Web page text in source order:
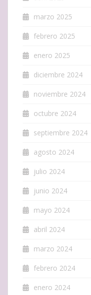
marzo 2025
febrero 2025
enero 2025
diciembre 2024
noviembre 2024
octubre 2024
septiembre 2024
agosto 2024
julio 2024
junio 2024
mayo 2024
abril 2024
marzo 2024
febrero 2024
enero 2024